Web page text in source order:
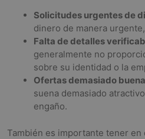
Solicitudes urgentes de
dinero de manera
Falta de detalles
generalmente no
sobre su identidad o la
Ofertas demasiado
suena demasiado
engaño.
También es importante tener